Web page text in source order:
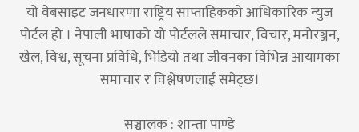
यो वेबसाइट जनधारणा राष्ट्रिय साप्ताहिकको आधिकारिक न्युज
पोर्टल हो । नेपाली भाषाको यो पोर्टलले समाचार, विचार, मनोरञ्जन,
खेल, विश्व, सूचना प्रविधि, भिडियो तथा जीवनका विभिन्न आयामका
समाचार र विश्लेषणलाई समेट्छ।
सञ्चालक : शान्ता पाण्डे